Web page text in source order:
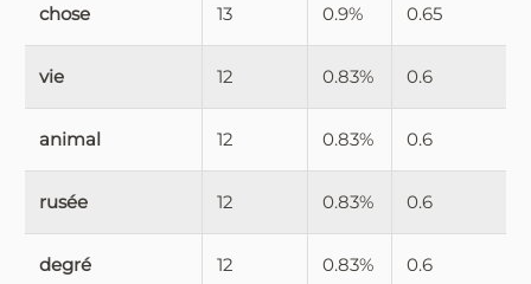
chose 13 0.9% 0.65
vie 12 0.83% 0.6
animal 12 0.83% 0.6
rusée 12 0.83% 0.6
degré 12 0.83% 0.6